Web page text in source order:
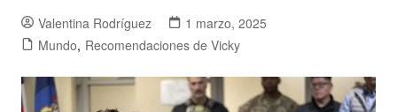
Valentina Rodríguez
1 marzo, 2025
Mundo, Recomendaciones de Vicky